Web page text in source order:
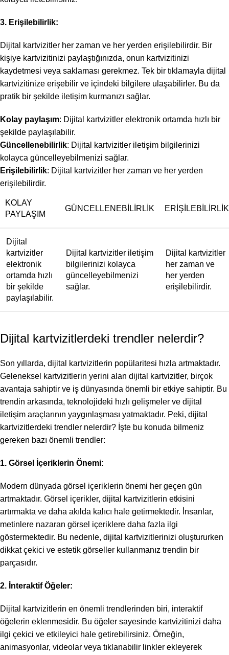
3. Erişilebilirlik:
Dijital kartvizitler her zaman ve her yerden erişilebilirdir. Bir
kişiye kartvizitinizi paylaştığınızda, onun kartvizitinizi
kaydetmesi veya saklaması gerekmez. Tek bir tıklamayla dijital
kartvizitinize erişebilir ve içindeki bilgilere ulaşabilirler. Bu da
pratik bir şekilde iletişim kurmanızı sağlar.
Kolay paylaşım: Dijital kartvizitler elektronik ortamda hızlı bir
şekilde paylaşılabilir.
Güncellenebilirlik: Dijital kartvizitler iletişim bilgilerinizi
kolayca güncelleyebilmenizi sağlar.
Erişilebilirlik: Dijital kartvizitler her zaman ve her yerden
erişilebilirdir.
KOLAY
PAYLAŞIM
GÜNCELLENEBILIRLIK ERIŞILEBILIRLIK
Dijital
kartvizitler
elektronik
ortamda hızlı
bir şekilde
paylaşılabilir.
Dijital kartvizitler iletişim
bilgilerinizi kolayca
güncelleyebilmenizi
sağlar.
Dijital kartvizitler
her zaman ve
her yerden
erişilebilirdir.
Dijital kartvizitlerdeki trendler nelerdir?
Son yıllarda, dijital kartvizitlerin popülaritesi hızla artmaktadır.
Geleneksel kartvizitlerin yerini alan dijital kartvizitler, birçok
avantaja sahiptir ve iş dünyasında önemli bir etkiye sahiptir. Bu
trendin arkasında, teknolojideki hızlı gelişmeler ve dijital
iletişim araçlarının yaygınlaşması yatmaktadır. Peki, dijital
kartvizitlerdeki trendler nelerdir? İşte bu konuda bilmeniz
gereken bazı önemli trendler:
1. Görsel İçeriklerin Önemi:
Modern dünyada görsel içeriklerin önemi her geçen gün
artmaktadır. Görsel içerikler, dijital kartvizitlerin etkisini
artırmakta ve daha akılda kalıcı hale getirmektedir. İnsanlar,
metinlere nazaran görsel içeriklere daha fazla ilgi
göstermektedir. Bu nedenle, dijital kartvizitlerinizi oluştururken
dikkat çekici ve estetik görseller kullanmanız trendin bir
parçasıdır.
2. İnteraktif Öğeler:
Dijital kartvizitlerin en önemli trendlerinden biri, interaktif
öğelerin eklenmesidir. Bu öğeler sayesinde kartvizitinizi daha
ilgi çekici ve etkileyici hale getirebilirsiniz. Örneğin,
animasyonlar, videolar veya tıklanabilir linkler ekleyerek